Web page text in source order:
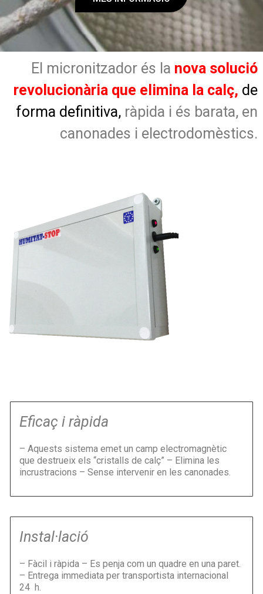
El micronitzador és la nova solució
revolucionària que elimina la calç, de
forma definitiva, ràpida i és barata, en
canonades i electrodomèstics.
Eficaç i ràpida
– Aquests sistema emet un camp electromagnètic
que destrueix els “cristalls de calç” – Elimina les
incrustracions – Sense intervenir en les canonades.
Instal·lació
– Fàcil i ràpida – Es penja com un quadre en una paret.
– Entrega immediata per transportista internacional
24 h.